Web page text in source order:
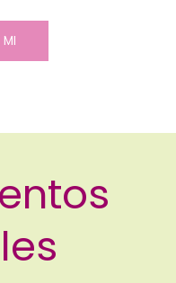
MI